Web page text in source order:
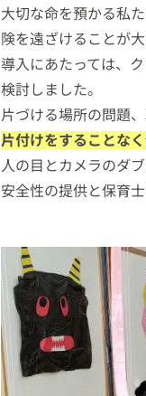
大切な命を預かる私
険を遠ざけることが大
導入にあたっては、
検討しました。
片づける場所の問題
片付けをすることな
人の目とカメラのダ
安全性の提供と保育